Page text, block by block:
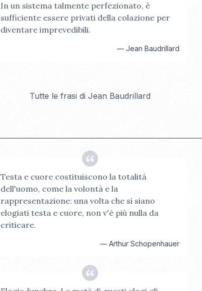
In un sistema talmente perfezionato, è
sufficiente essere privati della colazione per
diventare imprevedibili.
— Jean Baudrillard
Tutte le frasi di Jean Baudrillard
Testa e cuore costituiscono la totalità
dell'uomo, come la volontà e la
rappresentazione: una volta che si siano
elogiati testa e cuore, non v'è più nulla da
criticare.
— Arthur Schopenhauer